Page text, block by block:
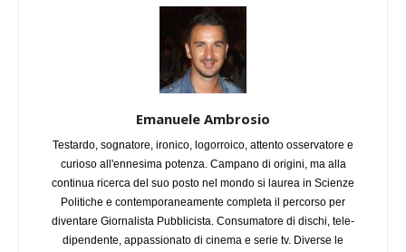
Emanuele Ambrosio
Testardo, sognatore, ironico, logorroico, attento osservatore e
curioso all'ennesima potenza. Campano di origini, ma alla
continua ricerca del suo posto nel mondo si laurea in Scienze
Politiche e contemporaneamente completa il percorso per
diventare Giornalista Pubblicista. Consumatore di dischi, tele-
dipendente, appassionato di cinema e serie tv. Diverse le